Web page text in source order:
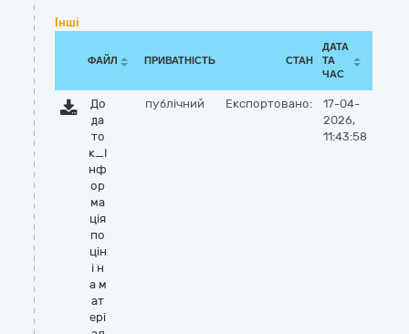
Інші
ФАЙЛ ПРИВАТНІСТЬ СТАН
ДАТА
ТА
ЧАС
До
да
то
к_І
нф
ор
ма
ція
по
цін
і н
а м
ат
ері
публічний Експортовано:
17-04-
2026,
11:43:58